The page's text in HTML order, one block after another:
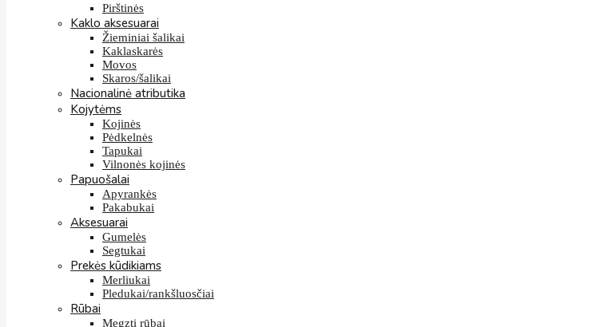
Pirštinės
Kaklo aksesuarai
Žieminiai šalikai
Kaklaskarės
Movos
Skaros/šalikai
Nacionalinė atributika
Kojytėms
Kojinės
Pėdkelnės
Tapukai
Vilnonės kojinės
Papuošalai
Apyrankės
Pakabukai
Aksesuarai
Gumelės
Segtukai
Prekės kūdikiams
Merliukai
Pledukai/rankšluosčiai
Rūbai
Megzti rūbai